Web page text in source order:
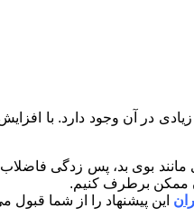
در آن وجود دارد. با
بوی بد، پس‌ زدگی
ممکن برطرف کنیم.
این پیشنهاد را از شما قبول